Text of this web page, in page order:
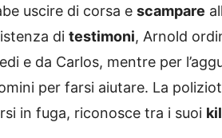
uscire di corsa e scampare
di testimoni, Arnold
e da Carlos, mentre per
per farsi aiutare. La
in fuga, riconosce tra i suoi